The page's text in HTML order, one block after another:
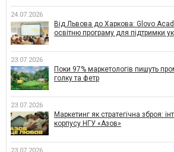
24.07.2026
Від Львова до Харкова: Glovo
освітню програму для підтримки
23.07.2026
Поки 97% маркетологів пишуть
голку та фетр
23.07.2026
Маркетинг як стратегічна зброя:
корпусу НГУ «Азов»